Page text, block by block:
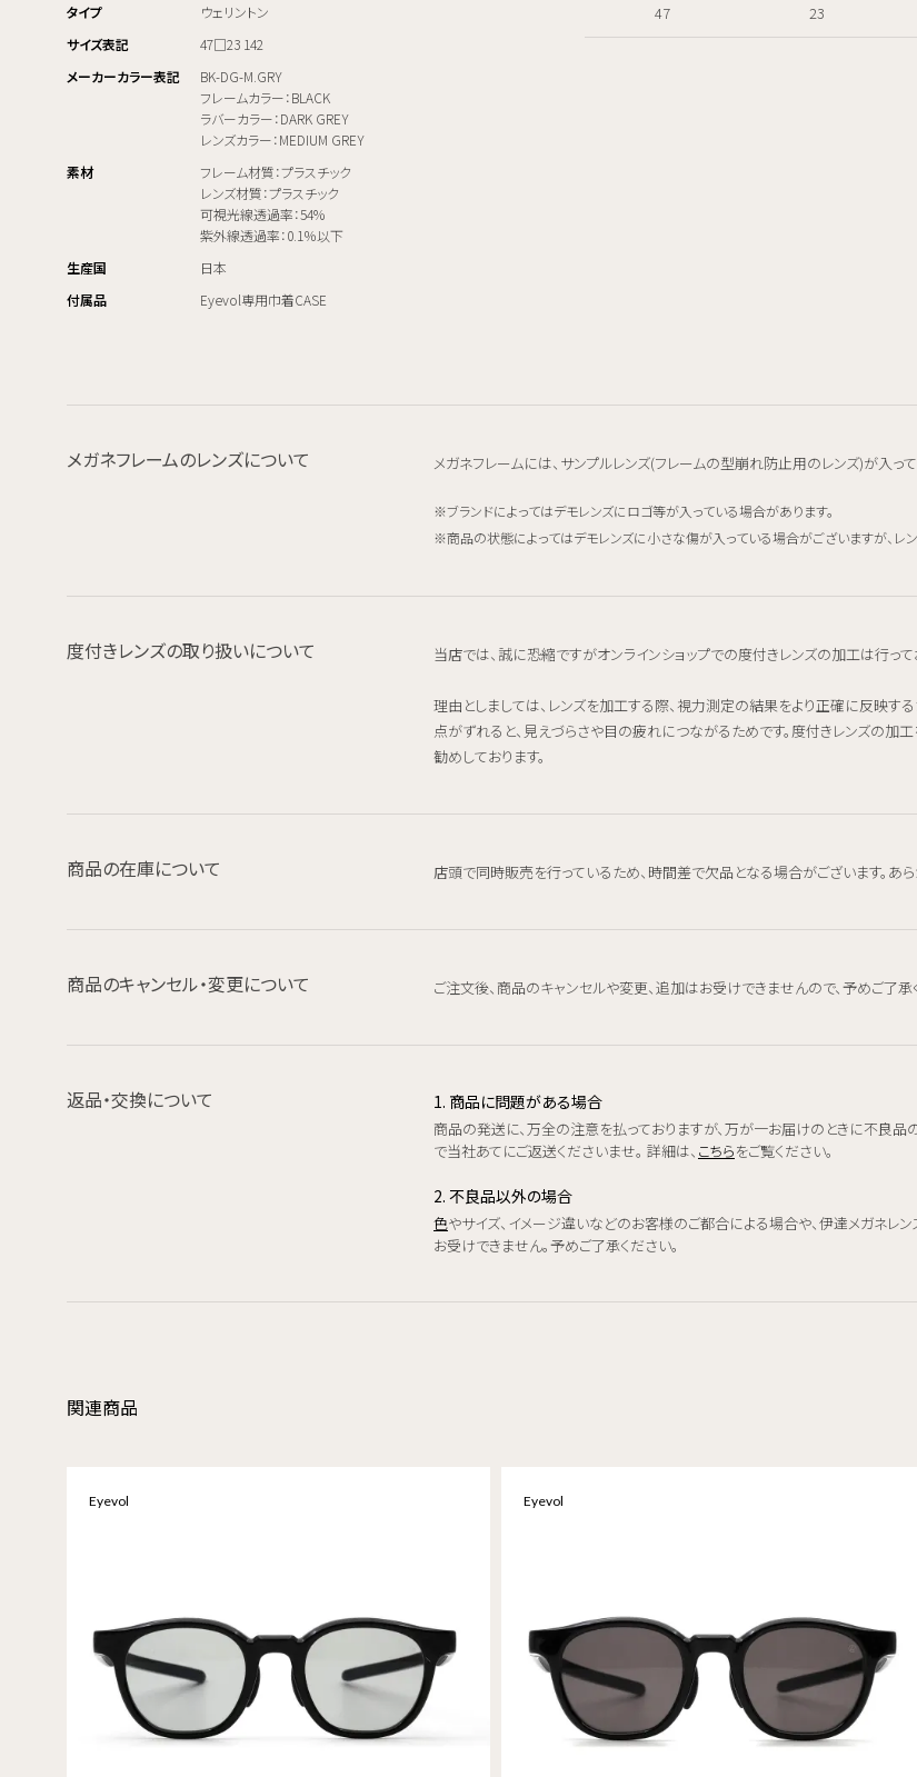
タイプ
ウェリントン
サイズ表記
47□23 142
メーカーカラー表記
BK-DG-M.GRY
フレームカラー：BLACK
ラバーカラー：DARK GREY
レンズカラー：MEDIUM GREY
素材
フレーム材質：プラスチック
レンズ材質：プラスチック
可視光線透過率：54%
紫外線透過率：0.1％以下
生産国
日本
付属品
Eyevol専用巾着CASE
47 23
メガネフレームのレンズについて メガネフレームには、サンプルレンズ(フレームの型崩れ防止用のレンズ)が入っ
ブランドによってはデモレンズにロゴ等が入っている場合があります。
商品の状態によってはデモレンズに小さな傷が入っている場合がございますが、レ
度付きレンズの取り扱いについて 当店では、誠に恐縮ですがオンラインショップでの度付きレンズの加工は行って
理由としましては、レンズを加工する際、視力測定の結果をより正確に反映
点がずれると、見えづらさや目の疲れにつながるためです。度付きレンズの
勧めしております。
商品の在庫について 店頭で同時販売を行っているため、時間差で欠品となる場合がございます。あら
商品のキャンセル・変更について ご注文後、商品のキャンセルや変更、追加はお受けできませんので、予めご了承
返品・交換について 1. 商品に問題がある場合
商品の発送に、万全の注意を払っておりますが、万が一お届けのときに不良
で当社あてにご返送くださいませ。 詳細は、 こちらをご覧ください。
2. 不良品以外の場合
色やサイズ、イメージ違いなどのお客様のご都合による場合や、伊達メガネレ
お受けできません。予めご了承ください。
関連商品
Eyevol Eyevol